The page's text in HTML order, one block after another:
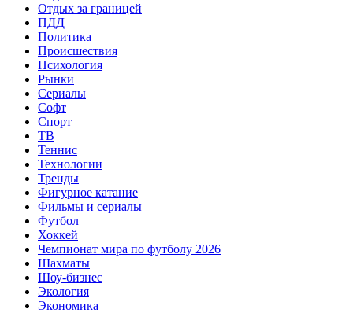
Отдых за границей
ПДД
Политика
Происшествия
Психология
Рынки
Сериалы
Софт
Спорт
ТВ
Теннис
Технологии
Тренды
Фигурное катание
Фильмы и сериалы
Футбол
Хоккей
Чемпионат мира по футболу 2026
Шахматы
Шоу-бизнес
Экология
Экономика